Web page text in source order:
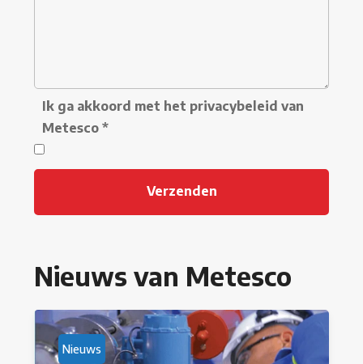
Ik ga akkoord met het privacybeleid van
Metesco *
Nieuws van Metesco
Nieuws